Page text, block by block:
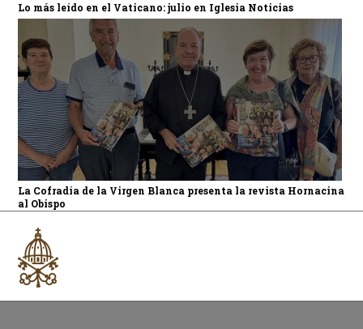
Lo más leído en el Vaticano: julio en Iglesia Noticias
La Cofradía de la Virgen Blanca presenta la revista Hornacina
al Obispo